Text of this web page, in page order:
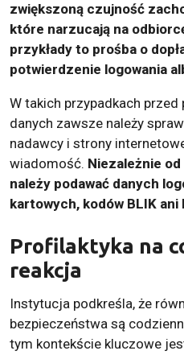
zwiększoną czujność
które narzucają na
przykłady to prośba o
potwierdzenie logowania
W takich przypadkach
danych zawsze należy
nadawcy i strony
wiadomość. Niezależnie
należy podawać danych
kartowych, kodów BLIK
Profilaktyka na
reakcja
Instytucja podkreśla, że
bezpieczeństwa są
tym kontekście kluczowe